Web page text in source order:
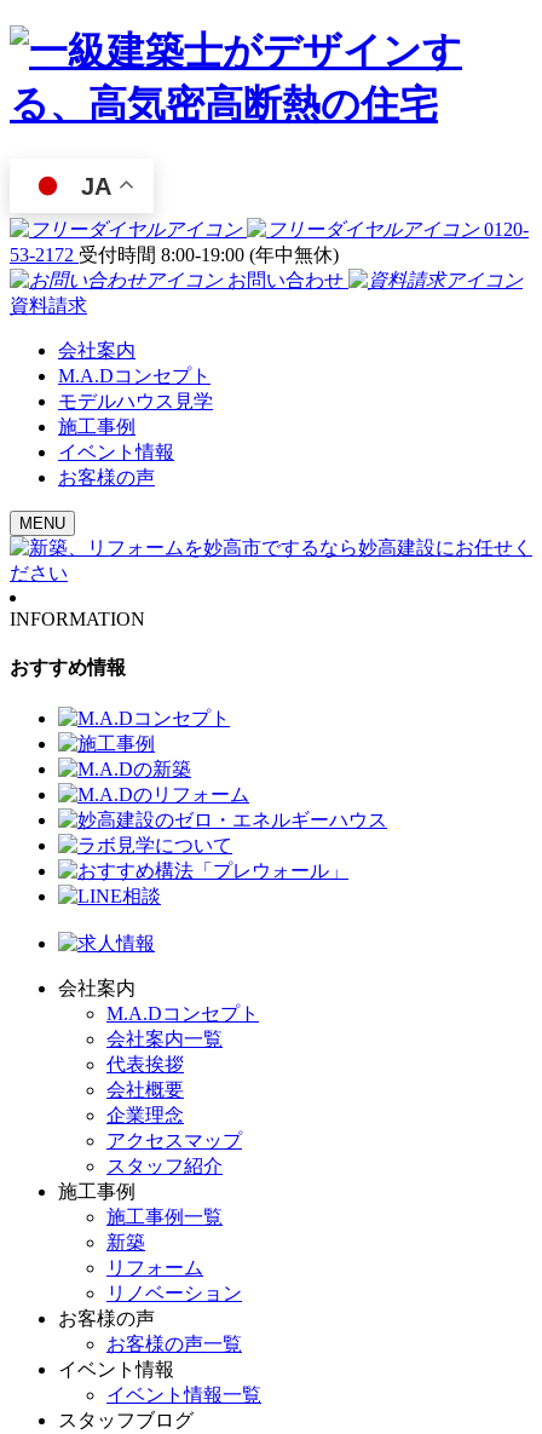
JA
0120-
53-2172 受付時間 8:00-19:00 (年中無休)
お問い合わせ
資料請求
会社案内
M.A.Dコンセプト
モデルハウス見学
施工事例
イベント情報
お客様の声
MENU
INFORMATION
おすすめ情報
会社案内
M.A.Dコンセプト
会社案内一覧
代表挨拶
会社概要
企業理念
アクセスマップ
スタッフ紹介
施工事例
施工事例一覧
新築
リフォーム
リノベーション
お客様の声
お客様の声一覧
イベント情報
イベント情報一覧
スタッフブログ